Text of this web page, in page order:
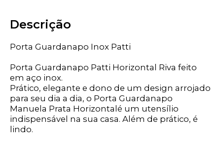
Descrição
Porta Guardanapo Inox Patti
Porta Guardanapo Patti Horizontal Riva feito
em aço inox.
Prático, elegante e dono de um design arrojado
para seu dia a dia, o Porta Guardanapo
Manuela Prata Horizontalé um utensílio
indispensável na sua casa. Além de prático, é
lindo.